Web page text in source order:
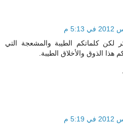
لكن كلماتكم الطيبة والمشعجة التي
هذا الذوق والأخلاق الطيبة.